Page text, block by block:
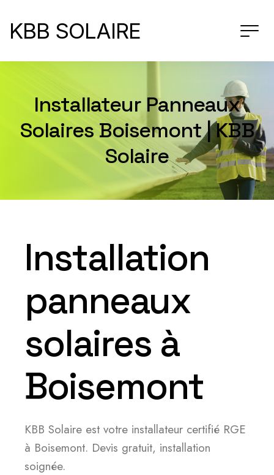
KBB SOLAIRE
Installateur Panneaux
Solaires Boisemont | KBB
Solaire
Installation
panneaux
solaires à
Boisemont
KBB Solaire est votre installateur certifié RGE
à Boisemont. Devis gratuit, installation
soignée.